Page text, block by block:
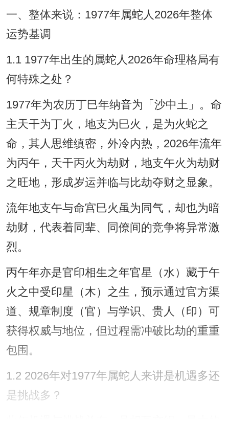
一、整体来说：1977年属蛇人2026年整体
运势基调
1.1 1977年出生的属蛇人2026年命理格局有
何特殊之处？
1977年为农历丁巳年纳音为「沙中土」。命
主天干为丁火，地支为巳火，是为火蛇之
命，其人思维缜密，外冷内热，2026年流年
为丙午，天干丙火为劫财，地支午火为劫财
之旺地，形成岁运并临与比劫夺财之显象。
流年地支午与命宫巳火虽为同气，却也为暗
劫财，代表着同辈、同僚间的竞争将异常激
烈。
丙午年亦是官印相生之年官星（水）藏于午
火之中受印星（木）之生，预示通过官方渠
道、规章制度（官）与学识、贵人（印）可
获得权威与地位，但过程需冲破比劫的重重
包围。
1.2 2026年对1977年属蛇人来讲是机遇多还
是挑战多？